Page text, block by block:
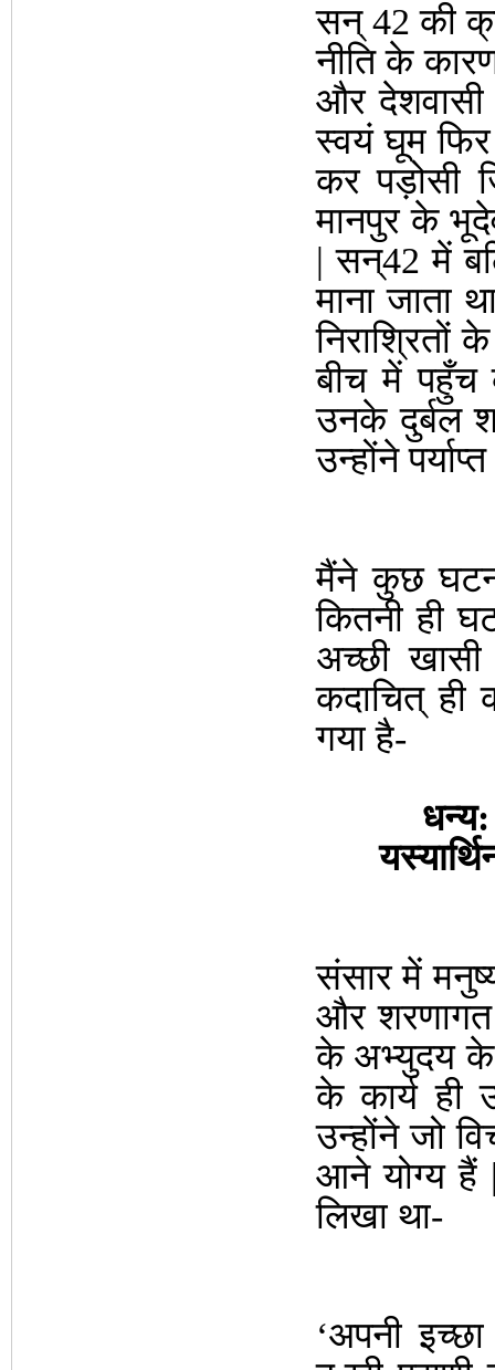
सन् 42 की
नीति के
और देशवासी
स्वयं घूम
कर पड़ोसी
मानपुर के
| सन्42 में
माना जाता
बीच में पहुँच
उनके दुर्बल
उन्होंने
मैंने कुछ
कितनी ही
अच्छी
कदाचित् ही
गया है-
संसार में
और
के अभ्युदय के
के कार्य ही
उन्होंने जो
आने योग्य हैं
लिखा था-
‘अपनी